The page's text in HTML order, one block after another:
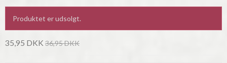
Produktet er udsolgt.
35,95 DKK 36,95 DKK